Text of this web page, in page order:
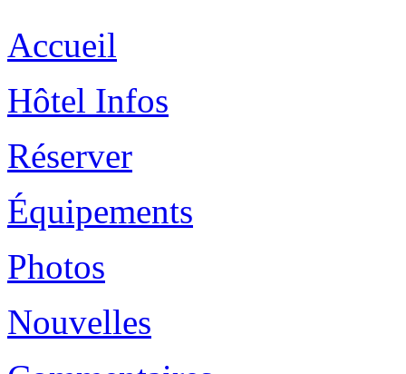
Accueil
Hôtel Infos
Réserver
Équipements
Photos
Nouvelles